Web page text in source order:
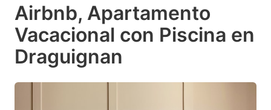
Airbnb, Apartamento
Vacacional con Piscina en
Draguignan